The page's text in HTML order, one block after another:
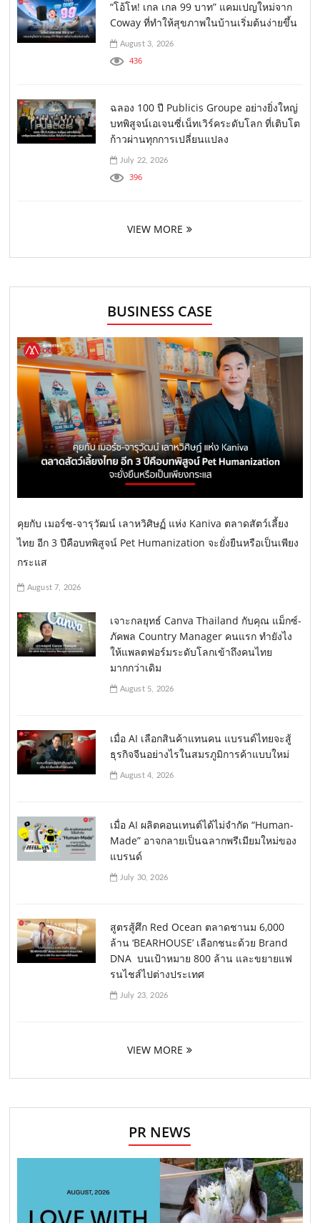
“โอ้โห! เกล เกล 99 บาท” แคมเปญใหม่จาก
Coway ที่ทำให้สุขภาพในบ้านเริ่มต้นง่ายขึ้น
August 3, 2026
436
ฉลอง 100 ปี Publicis Groupe อย่างยิ่งใหญ่
บทพิสูจน์เอเจนซี่เน็ทเวิร์คระดับโลก ที่เติบโต
ก้าวผ่านทุกการเปลี่ยนแปลง
July 22, 2026
396
VIEW MORE
BUSINESS CASE
คุยกับ เมอร์ซ-จารุวัฒน์ เลาหวิศิษฏ์ แห่ง Kaniva ตลาดสัตว์เลี้ยง
ไทย อีก 3 ปีคือบทพิสูจน์ Pet Humanization จะยั่งยืนหรือเป็นเพียง
กระแส
August 7, 2026
เจาะกลยุทธ์ Canva Thailand กับคุณ แม็กซ์-
ภัคพล Country Manager คนแรก ทำยังไง
ให้แพลตฟอร์มระดับโลกเข้าถึงคนไทย
มากกว่าเดิม
August 5, 2026
เมื่อ AI เลือกสินค้าแทนคน แบรนด์ไทยจะสู้
ธุรกิจจีนอย่างไรในสมรภูมิการค้าแบบใหม่
August 4, 2026
เมื่อ AI ผลิตคอนเทนต์ได้ไม่จำกัด “Human-
Made” อาจกลายเป็นฉลากพรีเมียมใหม่ของ
แบรนด์
July 30, 2026
สูตรสู้ศึก Red Ocean ตลาดชานม 6,000
ล้าน ‘BEARHOUSE’ เลือกชนะด้วย Brand
DNA บนเป้าหมาย 800 ล้าน และขยายแฟ
รนไชส์ไปต่างประเทศ
July 23, 2026
VIEW MORE
PR NEWS